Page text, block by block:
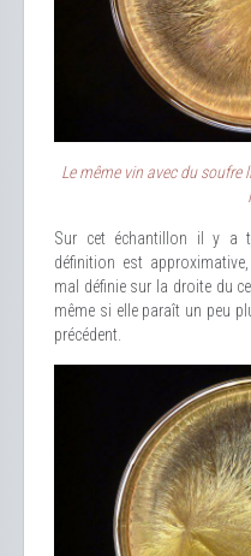
Le même vin avec du
Sur cet échantillon il y a
définition est
mal définie sur la droite du
même si elle paraît un peu
précédent.